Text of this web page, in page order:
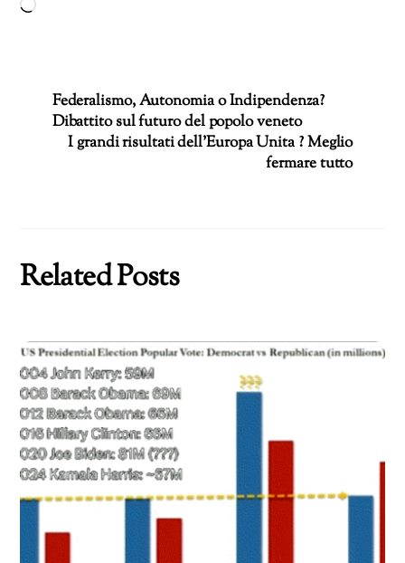
Caricamento
Federalismo, Autonomia o Indipendenza?
Dibattito sul futuro del popolo veneto
I grandi risultati dell’Europa Unita ? Meglio
fermare tutto
Related Posts